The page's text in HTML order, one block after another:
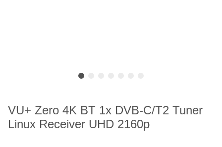
VU+ Zero 4K BT 1x DVB-C/T2 Tuner
Linux Receiver UHD 2160p